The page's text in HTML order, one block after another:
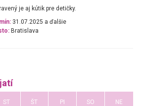
je aj kútik pre detičky.
31.07.2025 a ďalšie
Bratislava
ST ŠT PI SO NE